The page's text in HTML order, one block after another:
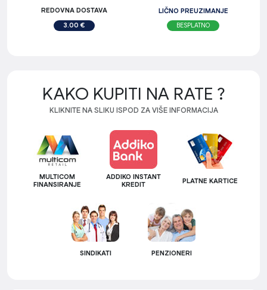
REDOVNA DOSTAVA
3.00 €
LIČNO PREUZIMANJE
BESPLATNO
KAKO KUPITI NA RATE ?
KLIKNITE NA SLIKU ISPOD ZA VIŠE INFORMACIJA
MULTICOM
FINANSIRANJE
ADDIKO INSTANT
KREDIT
PLATNE KARTICE
SINDIKATI PENZIONERI